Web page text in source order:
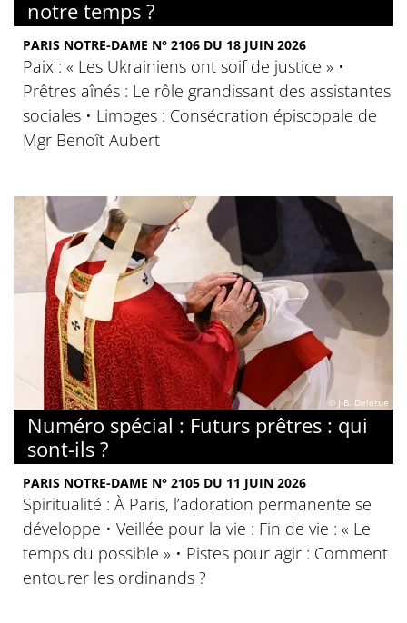
notre temps ?
PARIS NOTRE-DAME N° 2106 DU 18 JUIN 2026
Paix : « Les Ukrainiens ont soif de justice » •
Prêtres aînés : Le rôle grandissant des assistantes
sociales • Limoges : Consécration épiscopale de
Mgr Benoît Aubert
© J-B. Delerue
Numéro spécial : Futurs prêtres : qui
sont-ils ?
PARIS NOTRE-DAME N° 2105 DU 11 JUIN 2026
Spiritualité : À Paris, l’adoration permanente se
développe • Veillée pour la vie : Fin de vie : « Le
temps du possible » • Pistes pour agir : Comment
entourer les ordinands ?